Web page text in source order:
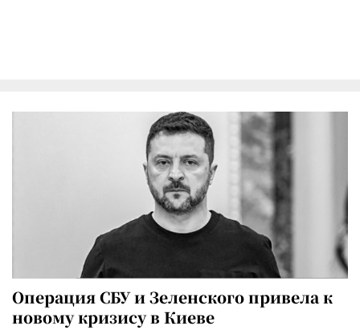
Операция СБУ и Зеленского привела к
новому кризису в Киеве